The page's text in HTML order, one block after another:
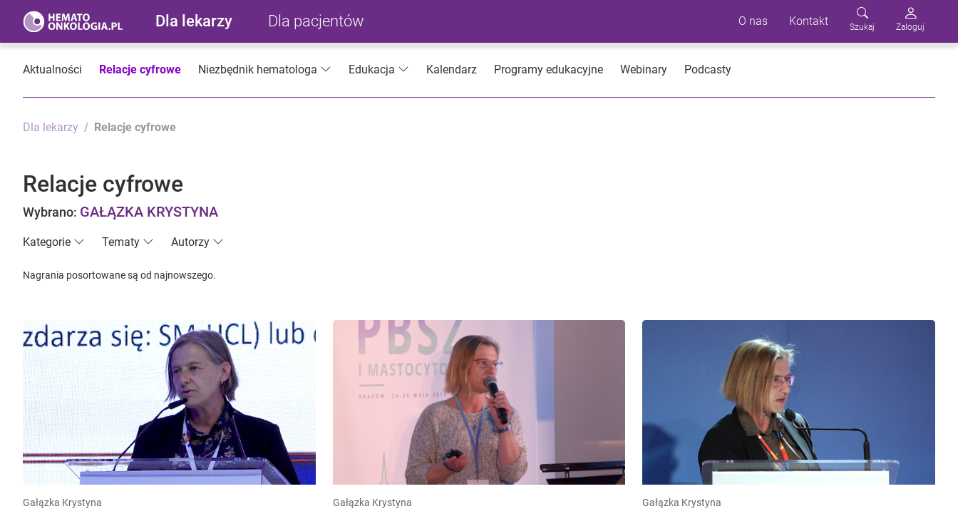
Dla lekarzy Dla pacjentów O nas Kontakt Szukaj Zaloguj
Aktualności Relacje cyfrowe Niezbędnik hematologa Edukacja Kalendarz Programy edukacyjne Webinary Podcasty
Dla lekarzy Relacje cyfrowe
Relacje cyfrowe
Wybrano: GAŁĄZKA KRYSTYNA
Kategorie Tematy Autorzy
Nagrania posortowane są od najnowszego.
Gałązka Krystyna Gałązka Krystyna Gałązka Krystyna